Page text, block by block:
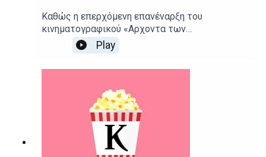
Καθώς η επερχόμενη επανέναρξη του
κινηματογραφικού «Αρχοντα των
Δαχτυλιδιών» αποκαλύπτει τους
πρωταγωνιστές της, μια από τις μεγαλύτερες
εισπρακτικές επιτυχίες της Απω Ανατολής
Δημοσιογραφική επιμέλεια - Παρουσίαση:
Αιμίλιος Χαρμπής, Αλεξάνδρα
ΣκαράκηΕπιμέλεια παραγωγής: Urbi Productions
Play